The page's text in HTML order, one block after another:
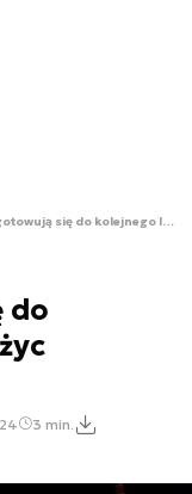
Indie przygotowują się do kolejnego lotu na Księżyc
do
3 min.